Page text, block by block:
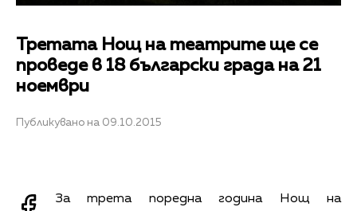
Третата Нощ на театрите ще се
проведе в 18 български града на 21
ноември
Публикувано на 09.10.2015
За трета поредна година Нощ на